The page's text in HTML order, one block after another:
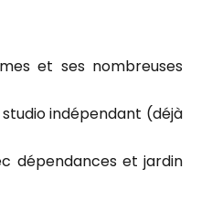
et ses nombreuses
indépendant (déjà
dépendances et jardin